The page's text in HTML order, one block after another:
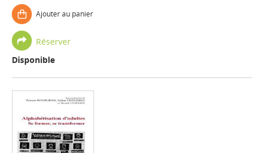
Ajouter au panier
Réserver
Disponible